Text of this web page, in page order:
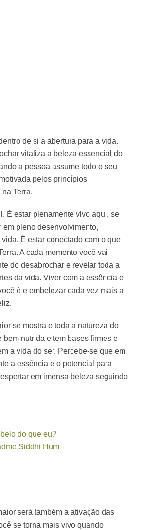
de si a abertura para a vida.
vitaliza a beleza essencial do
a pessoa assume todo o seu
pelos princípios
Terra.
É estar plenamente vivo aqui, se
em pleno desenvolvimento,
É estar conectado com o que
A cada momento você vai
do desabrochar e revelar toda a
da vida. Viver com a essência e
é e embelezar cada vez mais a
se mostra e toda a natureza do
nutrida e tem bases firmes e
a vida do ser. Percebe-se que em
a essência e o potencial para
em imensa beleza seguindo
do que eu?
Siddhi Hum
será também a ativação das
se torna mais vivo quando